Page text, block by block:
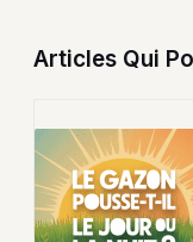
Articles Qui